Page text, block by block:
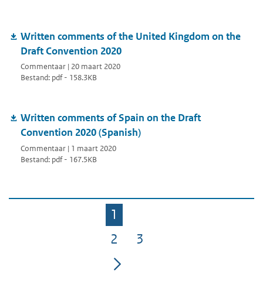
Written comments of the United Kingdom on the
Draft Convention 2020
Commentaar | 20 maart 2020
Bestand: pdf - 158.3KB
Written comments of Spain on the Draft
Convention 2020 (Spanish)
Commentaar | 1 maart 2020
Bestand: pdf - 167.5KB
Pagina
1
Pagina
2 Pagina
3